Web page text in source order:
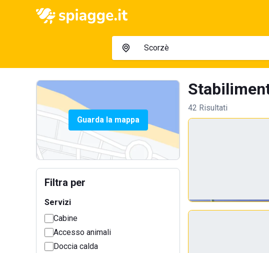
Guarda la mappa
Filtra per
Servizi
Cabine
Accesso animali
Doccia calda
42 Risultati